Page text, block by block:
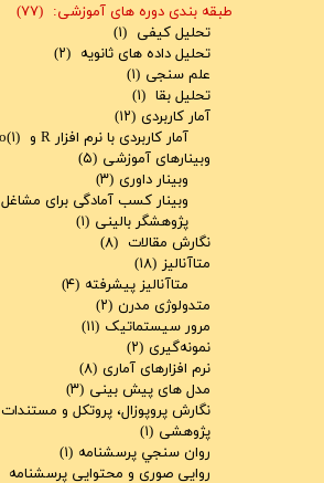
طبقه بندی دوره های آموزشی: (۷۷)
تحلیل کیفی (۱)
تحلیل داده های ثانویه (۲)
علم سنجی (۱)
تحلیل بقا (۱)
آمار کاربردی (۱۲)
آمار کاربردی با نرم افزار R و Rstudio
(۱)
وبینارهای آموزشی (۵)
وبینار داوری (۳)
وبینار کسب آمادگی برای مشاغل
پژوهشگر بالینی (۱)
نگارش مقالات (۸)
متاآنالیز (۱۸)
متاآنالیز پیشرفته (۴)
متدولوژی مدرن (۲)
مرور سیستماتیک (۱۱)
نمونه‌گیری (۲)
نرم افزارهای آماری (۸)
مدل های پیش بینی (۳)
نگارش پروپوزال، پروتکل و مستندات
پژوهشی (۱)
روان سنجي پرسشنامه (۱)
روایی صوری و محتوایی پرسشنامه